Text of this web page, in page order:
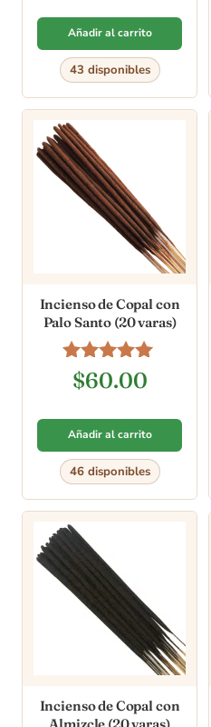
Añadir al carrito
43 disponibles
Incienso de Copal con
Palo Santo (20 varas)
Valorado en
4.88
$60.00
Añadir al carrito
46 disponibles
Incienso de Copal con